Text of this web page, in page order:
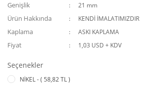
Genişlik 21 mm
Ürün Hakkında KENDİ İMALATIMIZDIR
Kaplama ASKI KAPLAMA
Fiyat 1,03 USD + KDV
Seçenekler
NİKEL - ( 58,82 TL )